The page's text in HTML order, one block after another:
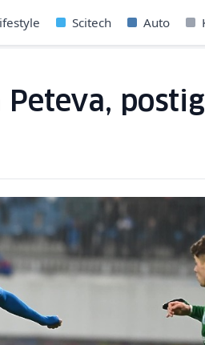
Scitech Auto